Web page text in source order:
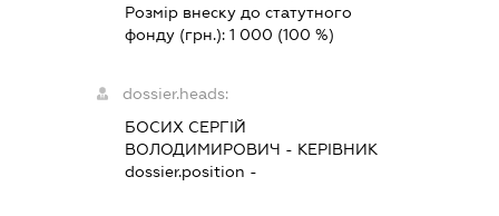
Розмір внеску до статутного
фонду (грн.): 1 000 (100 %)
dossier.heads:
БОСИХ СЕРГІЙ
ВОЛОДИМИРОВИЧ - КЕРІВНИК
dossier.position -